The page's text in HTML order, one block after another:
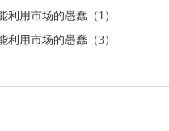
利用市场的愚蠢（1）
利用市场的愚蠢（3）